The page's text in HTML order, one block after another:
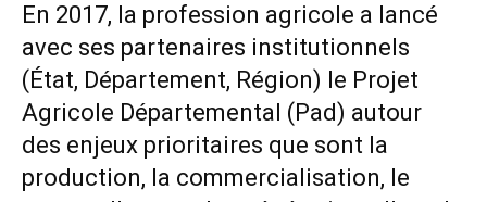
En 2017, la profession agricole a lancé
avec ses partenaires institutionnels
(État, Département, Région) le Projet
Agricole Départemental (Pad) autour
des enjeux prioritaires que sont la
production, la commercialisation, le